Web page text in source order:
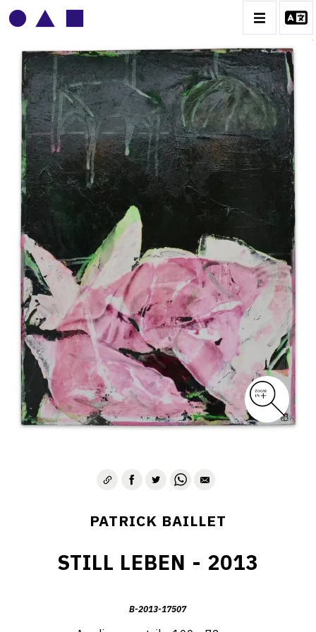
PATRICK BAILLET
BIOGRAPHIE
CATALOGUE DES OEUVRES
CONTACT
PATRICK BAILLET
STILL LEBEN - 2013
B-2013-17507